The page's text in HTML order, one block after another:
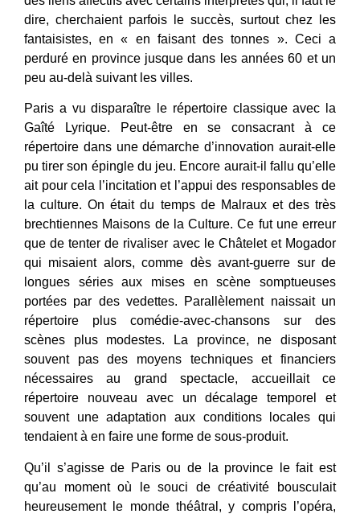
dire, cherchaient parfois le succès, surtout chez les
fantaisistes, en « en faisant des tonnes ». Ceci a
perduré en province jusque dans les années 60 et un
peu au-delà suivant les villes.
Paris a vu disparaître le répertoire classique avec la
Gaîté Lyrique. Peut-être en se consacrant à ce
répertoire dans une démarche d’innovation aurait-elle
pu tirer son épingle du jeu. Encore aurait-il fallu qu’elle
ait pour cela l’incitation et l’appui des responsables de
la culture. On était du temps de Malraux et des très
brechtiennes Maisons de la Culture. Ce fut une erreur
que de tenter de rivaliser avec le Châtelet et Mogador
qui misaient alors, comme dès avant-guerre sur de
longues séries aux mises en scène somptueuses
portées par des vedettes. Parallèlement naissait un
répertoire plus comédie-avec-chansons sur des
scènes plus modestes. La province, ne disposant
souvent pas des moyens techniques et financiers
nécessaires au grand spectacle, accueillait ce
répertoire nouveau avec un décalage temporel et
souvent une adaptation aux conditions locales qui
tendaient à en faire une forme de sous-produit.
Qu’il s’agisse de Paris ou de la province le fait est
qu’au moment où le souci de créativité bousculait
heureusement le monde théâtral, y compris l’opéra,